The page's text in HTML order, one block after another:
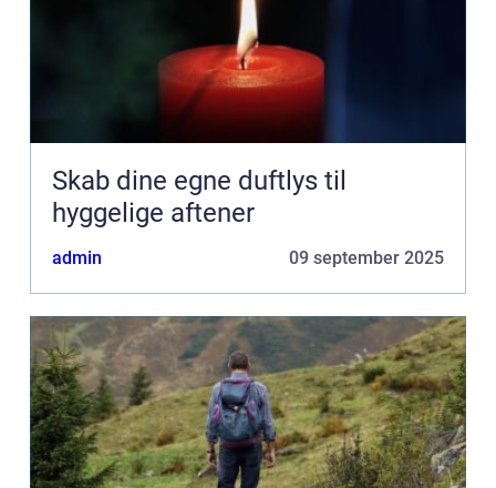
Skab dine egne duftlys til
hyggelige aftener
admin 09 september 2025